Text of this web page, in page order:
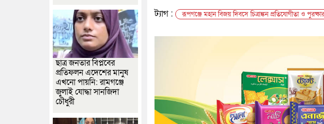
ট্যাগ :
রূপগঞ্জে মহান বিজয় দিবসে চিত্রাঙ্কন প্রতিযোগীতা ও
ছাত্র জনতার বিপ্লবের
প্রতিফলন এদেশের মানুষ
এখনো পায়নি: রামগঞ্জে
জুলাই যোদ্ধা সানজিদা
চৌধুরী